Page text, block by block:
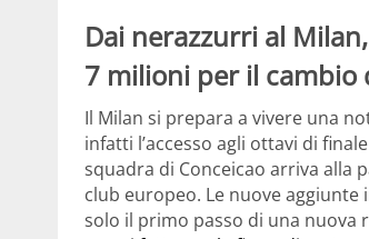
Dai nerazzurri al
7 milioni per il cambio
Il Milan si prepara a vivere una
infatti l’accesso agli ottavi di
squadra di Conceicao arriva alla
club europeo. Le nuove aggiunte
solo il primo passo di una nuova